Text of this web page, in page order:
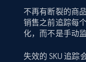
不再有断裂的商
销售之前追踪每
化，而不是手动监
失效的 SKU 追踪